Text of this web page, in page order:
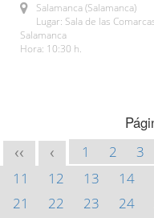
Salamanca (Salamanca)
Lugar: Sala de las
Salamanca
Hora: 10:30 h.
<< < 1 2 3
11
12 13 14
21
22 23 24